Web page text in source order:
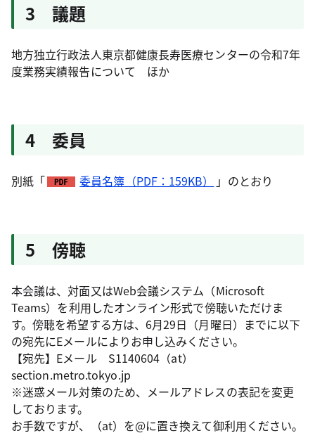
3 議題
地方独立行政法人東京都健康長寿医療センターの令和7年
度業務実績報告について ほか
4 委員
別紙「 委員名簿（PDF：159KB） 」のとおり
5 傍聴
本会議は、対面又はWeb会議システム（Microsoft
Teams）を利用したオンライン形式で傍聴いただけま
す。傍聴を希望する方は、6月29日（月曜日）までに以下
の宛先にEメールによりお申し込みください。
【宛先】Eメール S1140604（at）
section.metro.tokyo.jp
※迷惑メール対策のため、メールアドレスの表記を変更
しております。
お手数ですが、（at）を@に置き換えて御利用ください。